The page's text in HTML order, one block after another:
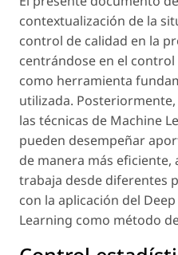
contextualización de la
control de calidad en la
centrándose en el
como herramienta
utilizada.
las técnicas de Machine
pueden desempeñar
de manera más eficiente,
trabaja desde diferentes
con la aplicación del
Learning como método